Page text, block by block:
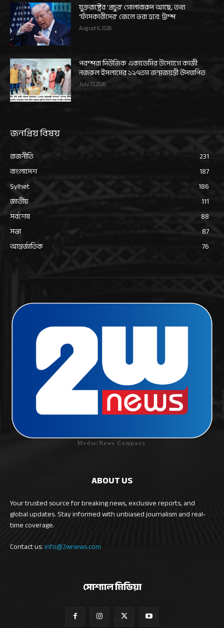
যুক্তরাষ্ট্রের ‘প্রচুর’ গোলাবারুদ আছে, তথ্য
‘ফাঁসকারীদের’ জেলে ভরা হবে: ট্রাম্প
August 6, 2026
পরম্পরা মিউজিক একাডেমির উদ্যোগে কাজী
নজরুল ইসলামের ১২৭তম জন্মজয়ন্তী উদযাপিত
July 27, 2026
জনপ্রিয় বিষয়
রাজনীতি
231
বাংলাদেশ
187
Sylhet
186
জাতীয়
111
সর্বশেষ
88
সভা
87
আন্তর্জাতিক
76
Media/News Company
ABOUT US
Your trusted source for breaking news, exclusive reports, and
global updates. Stay informed with unbiased journalism and real-
time coverage.
Contact us:info@2wnews.com
সোশ্যাল মিডিয়া